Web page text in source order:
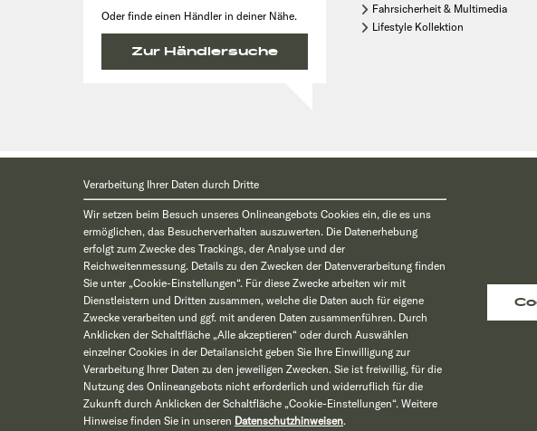
Oder finde einen Händler in deiner Nähe.
Zur Händlersuche
Fahrsicherheit & Multimedia
Lifestyle Kollektion
Verarbeitung Ihrer Daten durch Dritte
Wir setzen beim Besuch unseres Onlineangebots Cookies ein, die es uns
ermöglichen, das Besucherverhalten auszuwerten. Die Datenerhebung
erfolgt zum Zwecke des Trackings, der Analyse und der
Reichweitenmessung. Details zu den Zwecken der Datenverarbeitung finden
Sie unter „Cookie-Einstellungen“. Für diese Zwecke arbeiten wir mit
Dienstleistern und Dritten zusammen, welche die Daten auch für eigene
Zwecke verarbeiten und ggf. mit anderen Daten zusammenführen. Durch
Anklicken der Schaltfläche „Alle akzeptieren“ oder durch Auswählen
einzelner Cookies in der Detailansicht geben Sie Ihre Einwilligung zur
Verarbeitung Ihrer Daten zu den jeweiligen Zwecken. Sie ist freiwillig, für die
Nutzung des Onlineangebots nicht erforderlich und widerruflich für die
Zukunft durch Anklicken der Schaltfläche „Cookie-Einstellungen“. Weitere
Hinweise finden Sie in unseren Datenschutzhinweisen.